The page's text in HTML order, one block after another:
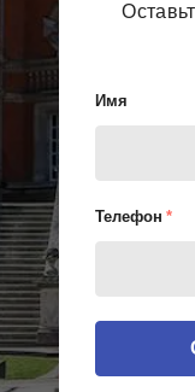
Имя
Телефон *